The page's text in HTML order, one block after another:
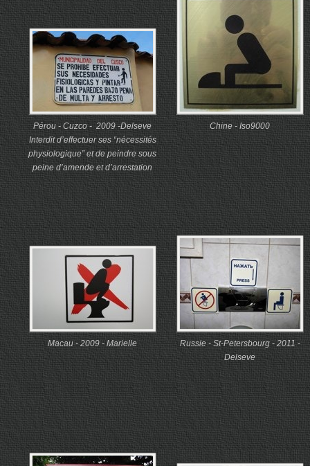
Pérou - Cuzco - 2009 -Delseve
Interdit d’effectuer ses “nécessités
physiologique” et de peindre sous
peine d’amende et d’arrestation
Chine - Iso9000
Macau - 2009 - Marielle
Russie - St-Petersbourg - 2011 -
Delseve